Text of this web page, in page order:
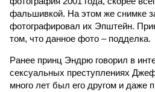
фальшивкой. На этом же снимке
фотографировал их Эпштейн.
том, что данное фото – подделка.
Ранее принц Эндрю говорил в
сексуальных преступлениях
много лет был его другом и даже